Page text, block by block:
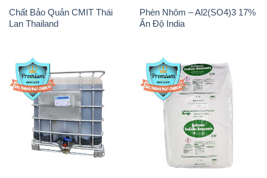
Chất Bảo Quản CMIT Thái
Lan Thailand
Phèn Nhôm – Al2(SO4)3 17%
Ấn Độ India